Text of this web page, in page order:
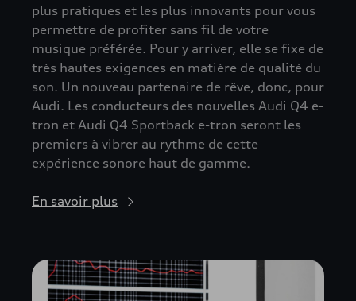
plus pratiques et les plus innovants pour vous
permettre de profiter sans fil de votre
musique préférée. Pour y arriver, elle se fixe de
très hautes exigences en matière de qualité du
son. Un nouveau partenaire de rêve, donc, pour
Audi. Les conducteurs des nouvelles Audi Q4 e-
tron et Audi Q4 Sportback e-tron seront les
premiers à vibrer au rythme de cette
expérience sonore haut de gamme.
En savoir plus